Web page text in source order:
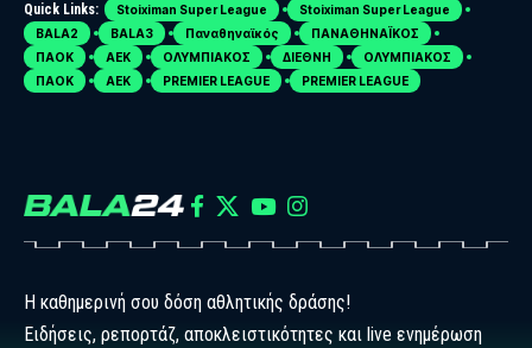
Quick Links: Stoiximan Super League
Stoiximan Super League
BALA2
BALA3 Παναθηναϊκός
ΠΑΝΑΘΗΝΑΪΚΟΣ
ΠΑΟΚ
ΑΕΚ ΟΛΥΜΠΙΑΚΟΣ ΔΙΕΘΝΗ
ΟΛΥΜΠΙΑΚΟΣ
ΠΑΟΚ
ΑΕΚ PREMIER LEAGUE PREMIER LEAGUE
Η καθημερινή σου δόση αθλητικής δράσης!
Ειδήσεις, ρεπορτάζ, αποκλειστικότητες και live ενημέρωση